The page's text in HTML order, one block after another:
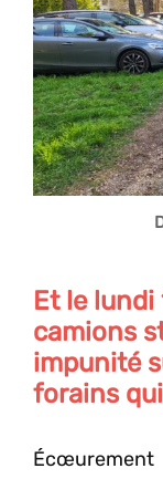
Et le lundi
camions
impunité
forains